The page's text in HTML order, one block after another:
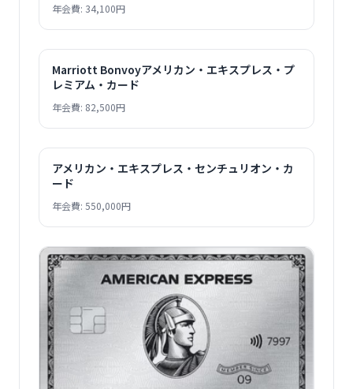
年会費: 34,100円
Marriott Bonvoyアメリカン・エキスプレス・プ
レミアム・カード
年会費: 82,500円
アメリカン・エキスプレス・センチュリオン・カ
ード
年会費: 550,000円